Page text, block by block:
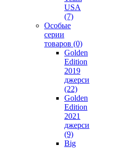
USA
(7)
Особые
серии
товаров (0)
Golden
Edition
2019
джерси
(22)
Golden
Edition
2021
джерси
(9)
Big